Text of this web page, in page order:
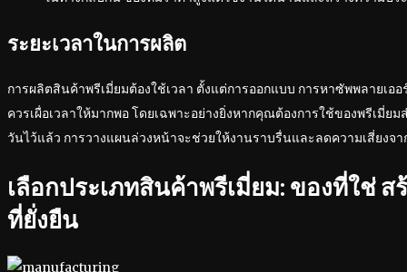
ระยะเวลาในการผลิต
การผลิตสินค้าพรีเมี่ยมต้องใช้เวลา ตั้งแต่การออกแบบ การหาซัพพลายเอ
ควรเผื่อเวลาให้มากพอ โดยเฉพาะอย่างยิ่งหากคุณต้องการใช้ของพรีเมี่ย
วันไว้แล้ว การวางแผนล่วงหน้าจะช่วยให้งานราบรื่นและลดความเสี่ยงจ
เลือกประเภทสินค้าพรีเมี่ยม: ของที่ใช่
ที่ยั่งยืน